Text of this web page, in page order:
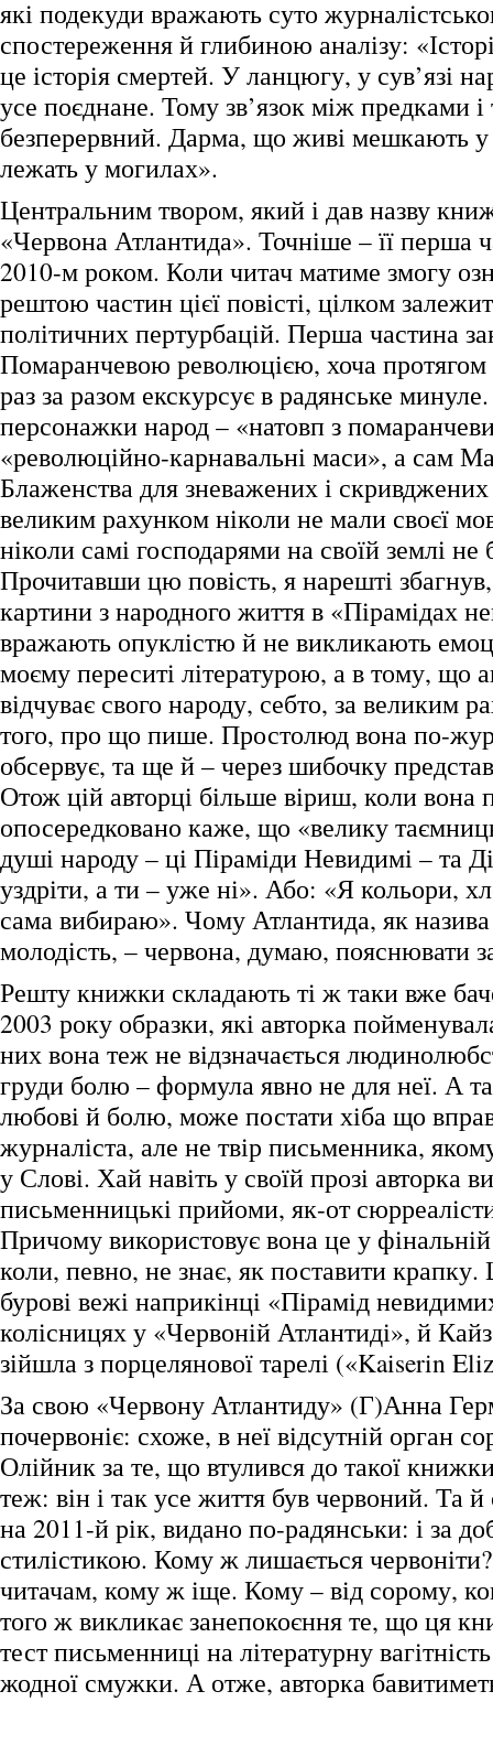
які подекуди вражають суто
спостереження й глибиною аналізу:
це історія смертей. У ланцюгу, у сув’язі
усе поєднане. Тому зв’язок між предками
безперервний. Дарма, що живі мешкають у
лежать у могилах».
Центральним твором, який і дав назву
«Червона Атлантида». Точніше – її перша
2010-м роком. Коли читач матиме змогу
рештою частин цієї повісті, цілком
політичних пертурбацій. Перша частина
Помаранчевою революцією, хоча протягом
раз за разом екскурсує в радянське минуле.
персонажки народ – «натовп з
«революційно-карнавальні маси», а сам
Блаженства для зневажених і
великим рахунком ніколи не мали своєї
ніколи самі господарями на своїй землі не
Прочитавши цю повість, я нарешті
картини з народного життя в «Пірамідах
вражають опуклістю й не викликають
моєму переситі літературою, а в тому, що
відчуває свого народу, себто, за великим
того, про що пише. Простолюд вона по-
обсервує, та ще й – через шибочку
Отож цій авторці більше віриш, коли вона
опосередковано каже, що «велику
душі народу – ці Піраміди Невидимі – та
уздріти, а ти – уже ні». Або: «Я кольори,
сама вибираю». Чому Атлантида, як назива
молодість, – червона, думаю, пояснювати
Решту книжки складають ті ж таки вже
2003 року образки, які авторка
них вона теж не відзначається
груди болю – формула явно не для неї. А
любові й болю, може постати хіба що
журналіста, але не твір письменника,
у Слові. Хай навіть у своїй прозі авторка
письменницькі прийоми, як-от
Причому використовує вона це у фінальній
коли, певно, не знає, як поставити крапку.
бурові вежі наприкінці «Пірамід
колісницях у «Червоній Атлантиді», й
зійшла з порцелянової тарелі («Kaiserin
За свою «Червону Атлантиду» (Г)Анна
почервоніє: схоже, в неї відсутній орган
Олійник за те, що втулився до такої
теж: він і так усе життя був червоний. Та
на 2011-й рік, видано по-радянськи: і за
стилістикою. Кому ж лишається
читачам, кому ж іще. Кому – від сорому,
того ж викликає занепокоєння те, що ця
тест письменниці на літературну
жодної смужки. А отже, авторка